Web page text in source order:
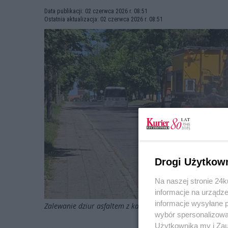
Data publikacji: 02 czerwca 2026 r. 08:51
Ostatnia aktualizacja: 02 czerwca 2026 r. 08:51
Zalewanie dziur asfaltem z kamieniami, sprawy nie
Drogi
Na naszej stronie
informacje na
informacje wysyłane
wybór
Użytkownika my i